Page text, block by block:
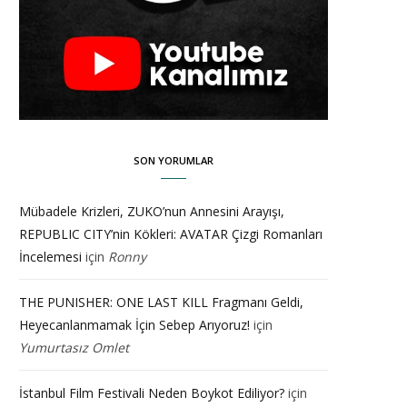
SON YORUMLAR
Mübadele Krizleri, ZUKO’nun Annesini Arayışı,
REPUBLIC CITY’nin Kökleri: AVATAR Çizgi Romanları
İncelemesi için Ronny
THE PUNISHER: ONE LAST KILL Fragmanı Geldi,
Heyecanlanmamak İçin Sebep Arıyoruz! için
Yumurtasız Omlet
İstanbul Film Festivali Neden Boykot Ediliyor? için